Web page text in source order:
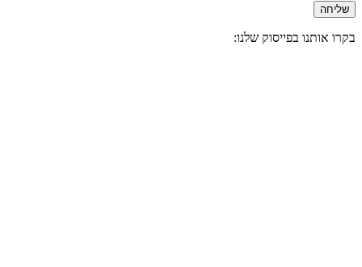
שליחה
בקרו אותנו בפייסוק שלנו: